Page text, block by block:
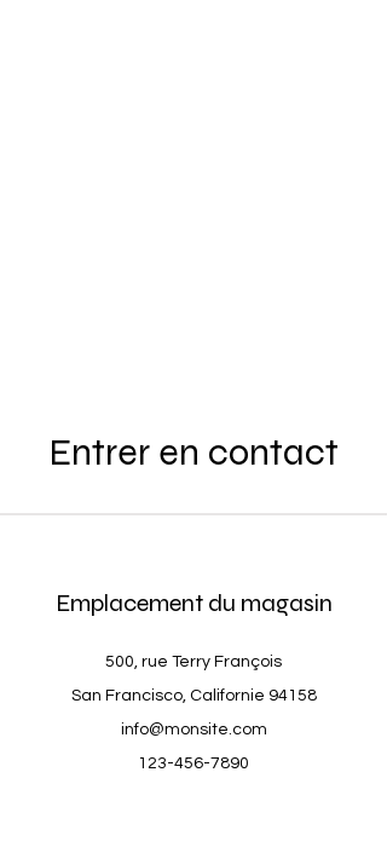
Entrer en contact
Emplacement du magasin
500, rue Terry François
San Francisco, Californie 94158
info@monsite.com
123-456-7890